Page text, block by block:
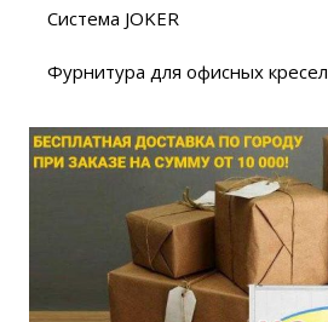
Система JOKER
Фурнитура для офисных кресел